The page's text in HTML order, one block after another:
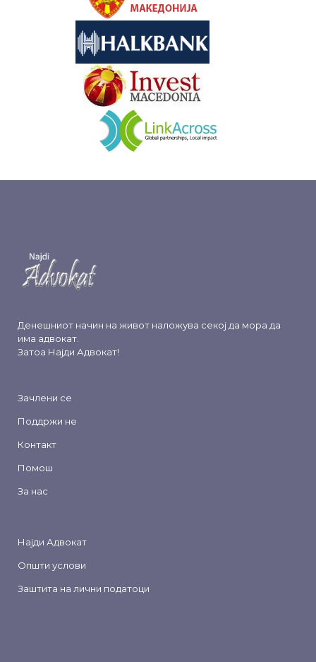
Денешниот начин на живот наложува секој да мора да
има адвокат.
Затоа Најди Адвокат!
Зачлени се
Поддржи не
Контакт
Помош
За нас
Најди Адвокат
Општи услови
Заштита на лични податоци